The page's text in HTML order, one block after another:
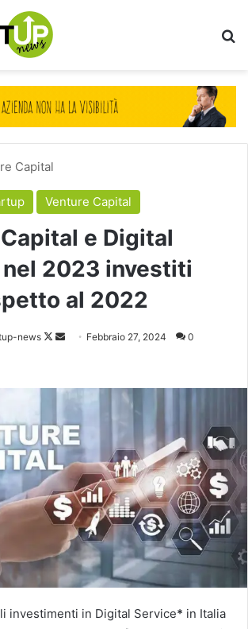
Capital
Venture Capital
e Digital
2023 investiti
al 2022
news
Follow
Invia Febbraio 27, 2024 0
investimenti in Digital Service* in Italia